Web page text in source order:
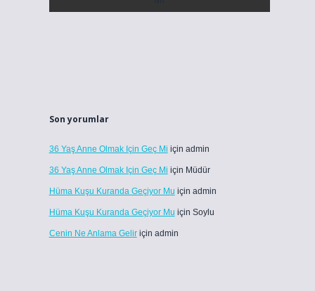
Son yorumlar
36 Yaş Anne Olmak Için Geç Mi için admin
36 Yaş Anne Olmak Için Geç Mi için Müdür
Hüma Kuşu Kuranda Geçiyor Mu için admin
Hüma Kuşu Kuranda Geçiyor Mu için Soylu
Cenin Ne Anlama Geliriçin admin